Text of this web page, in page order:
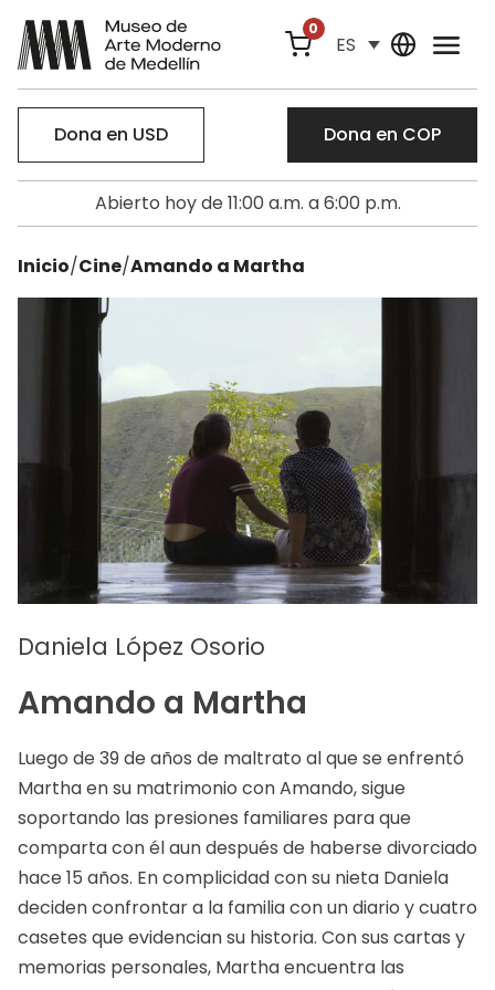
0
ES
Dona en USD Dona en COP
Abierto hoy de 11:00 a.m. a 6:00 p.m.
Inicio/Cine/Amando a Martha
Daniela López Osorio
Amando a Martha
Luego de 39 de años de maltrato al que se enfrentó
Martha en su matrimonio con Amando, sigue
soportando las presiones familiares para que
comparta con él aun después de haberse divorciado
hace 15 años. En complicidad con su nieta Daniela
deciden confrontar a la familia con un diario y cuatro
casetes que evidencian su historia. Con sus cartas y
memorias personales, Martha encuentra las